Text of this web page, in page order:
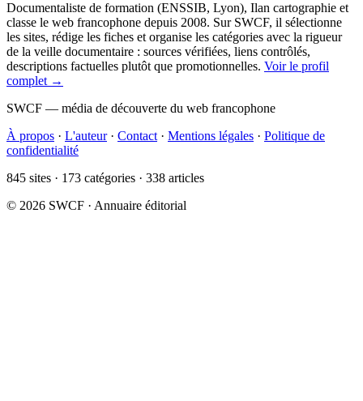
Documentaliste de formation (ENSSIB, Lyon), Ilan cartographie et
classe le web francophone depuis 2008. Sur SWCF, il sélectionne
les sites, rédige les fiches et organise les catégories avec la rigueur
de la veille documentaire : sources vérifiées, liens contrôlés,
descriptions factuelles plutôt que promotionnelles. Voir le profil
complet →
SWCF — média de découverte du web francophone
À propos · L'auteur · Contact · Mentions légales · Politique de
confidentialité
845 sites · 173 catégories · 338 articles
© 2026 SWCF · Annuaire éditorial